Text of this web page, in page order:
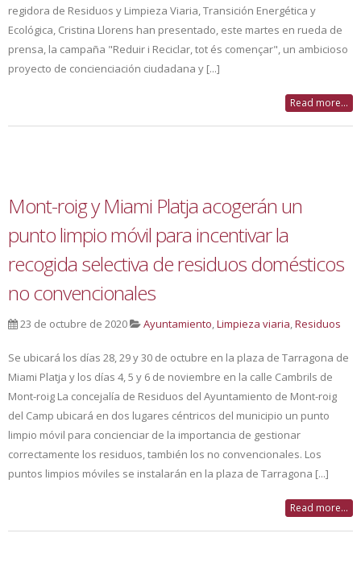
regidora de Residuos y Limpieza Viaria, Transición Energética y
Ecológica, Cristina Llorens han presentado, este martes en rueda de
prensa, la campaña "Reduir i Reciclar, tot és començar", un ambicioso
proyecto de concienciación ciudadana y [...]
Read more...
Mont-roig y Miami Platja acogerán un
punto limpio móvil para incentivar la
recogida selectiva de residuos domésticos
no convencionales
23 de octubre de 2020 Ayuntamiento,Limpieza viaria,Residuos
Se ubicará los días 28, 29 y 30 de octubre en la plaza de Tarragona de
Miami Platja y los días 4, 5 y 6 de noviembre en la calle Cambrils de
Mont-roig La concejalía de Residuos del Ayuntamiento de Mont-roig
del Camp ubicará en dos lugares céntricos del municipio un punto
limpio móvil para concienciar de la importancia de gestionar
correctamente los residuos, también los no convencionales. Los
puntos limpios móviles se instalarán en la plaza de Tarragona [...]
Read more...